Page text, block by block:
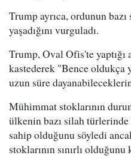
Trump ayrıca, ordunun
yaşadığını vurguladı.
Trump, Oval Ofis'te yaptığı
kastederek "Bence oldukça
uzun süre
Mühimmat stoklarının
ülkenin bazı silah türlerinde
sahip olduğunu söyledi
stoklarının sınırlı